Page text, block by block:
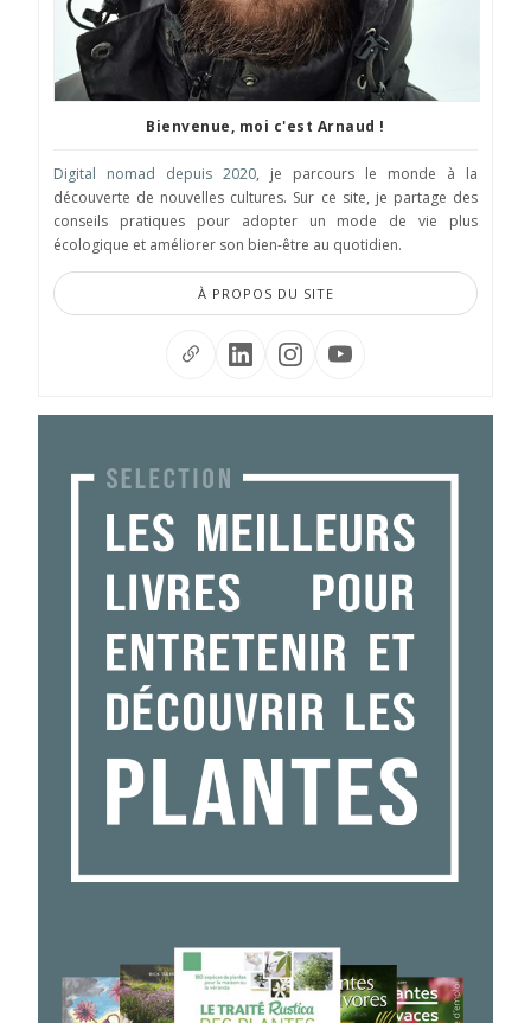
Bienvenue, moi c'est Arnaud !
Digital nomad depuis 2020, je parcours le monde à la
découverte de nouvelles cultures. Sur ce site, je partage des
conseils pratiques pour adopter un mode de vie plus
écologique et améliorer son bien-être au quotidien.
À PROPOS DU SITE